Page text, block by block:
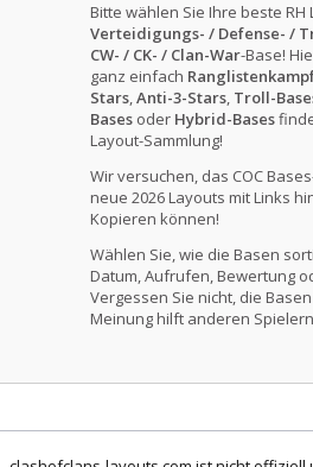
Bitte wählen Sie Ihre beste RH
Verteidigungs- / Defense- /
CW- / CK- / Clan-War-Base!
ganz einfach
Stars,Anti-3-Stars, Troll-
Bases oder Hybrid-Bases
Layout-Sammlung!
Wir versuchen, das COC
neue 2026 Layouts mit Links
Kopieren können!
Wählen Sie, wie die Basen
Datum, Aufrufen, Bewertung
Vergessen Sie nicht, die
Meinung hilft anderen